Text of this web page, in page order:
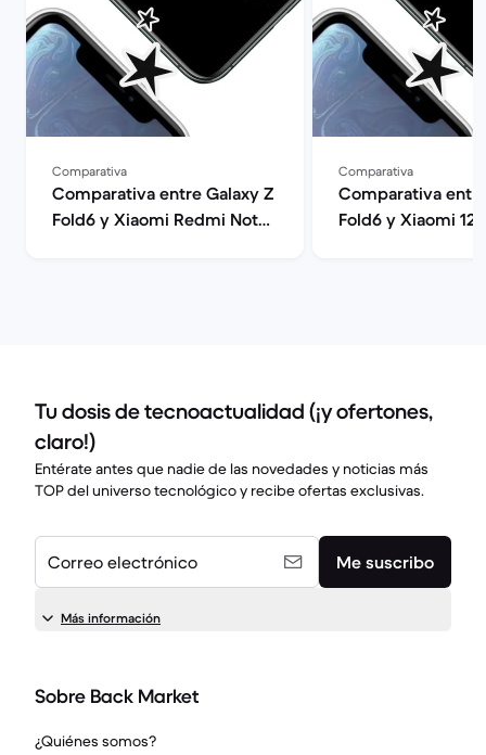
Comparativa
Comparativa entre Galaxy Z
Fold6 y Xiaomi Redmi Note
Comparativa
Comparativa
Fold6 y Xiaomi 12T
Tu dosis de tecnoactualidad (¡y ofertones,
claro!)
Entérate antes que nadie de las novedades y noticias más
TOP del universo tecnológico y recibe ofertas exclusivas.
Correo electrónico Me suscribo
Más información
Sobre Back Market
¿Quiénes somos?